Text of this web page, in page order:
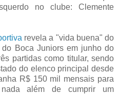
no clube: Clemente
revela a "vida buena" do
Boca Juniors em junho do
partidas como titular, sendo
do elenco principal desde
R$ 150 mil mensais para
nada além de cumprir um